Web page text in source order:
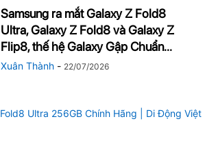
Samsung ra mắt Galaxy Z Fold8
Ultra, Galaxy Z Fold8 và Galaxy Z
Flip8, thế hệ Galaxy Gập Chuẩn...
Xuân Thành - 22/07/2026